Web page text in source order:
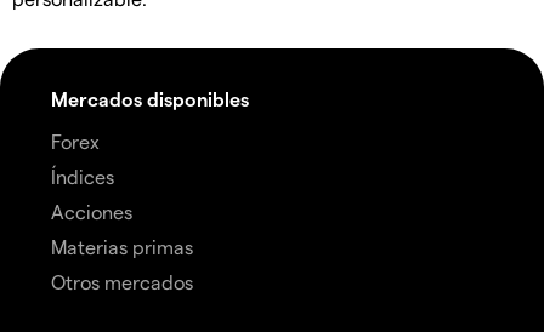
Mercados disponibles
Forex
Índices
Acciones
Materias primas
Otros mercados